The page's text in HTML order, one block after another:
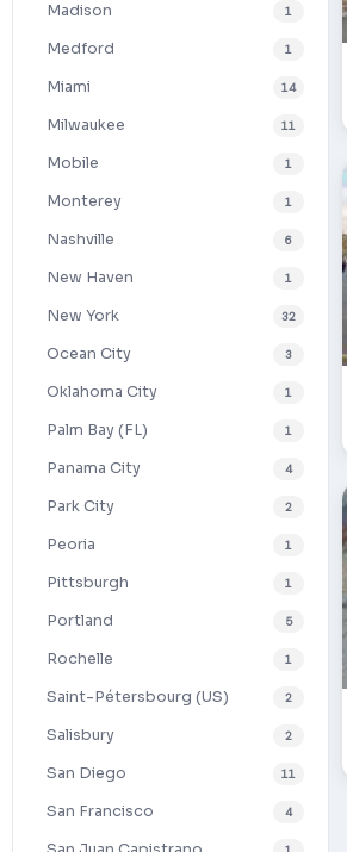
Madison 1
Medford 1
Miami 14
Milwaukee 11
Mobile 1
Monterey 1
Nashville 6
New Haven 1
New York 32
Ocean City 3
Oklahoma City 1
Palm Bay (FL) 1
Panama City 4
Park City 2
Peoria 1
Pittsburgh 1
Portland 5
Rochelle 1
Saint-Pétersbourg (US) 2
Salisbury 2
San Diego 11
San Francisco 4